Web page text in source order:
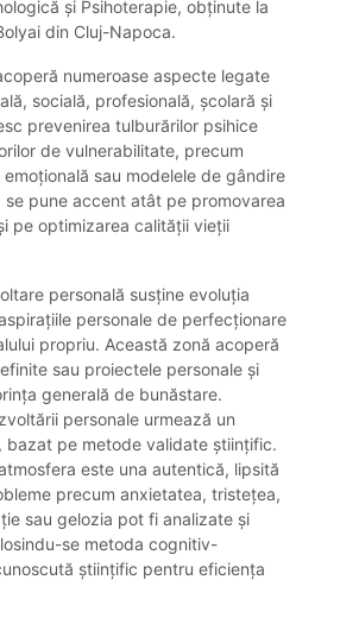
și Psihoterapie, obținute la
din Cluj-Napoca.
numeroase aspecte legate
socială, profesională, școlară și
prevenirea tulburărilor psihice
de vulnerabilitate, precum
sau modelele de gândire
se pune accent atât pe promovarea
pe optimizarea calității vieții
personală susține evoluția
personale de perfecționare
propriu. Această zonă acoperă
sau proiectele personale și
generală de bunăstare.
personale urmează un
bazat pe metode validate științific.
este una autentică, lipsită
precum anxietatea, tristețea,
sau gelozia pot fi analizate și
se metoda cognitiv-
științific pentru eficiența